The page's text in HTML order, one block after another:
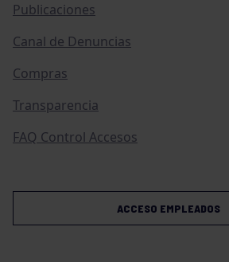
Publicaciones
Canal de Denuncias
Compras
Transparencia
FAQ Control Accesos
ACCESO EMPLEADOS